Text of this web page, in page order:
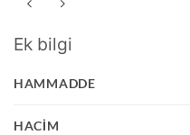
Ek bilgi
HAMMADDE
HACIM